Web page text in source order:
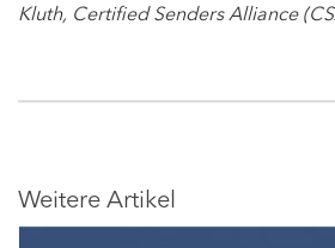
Kluth, Certified Senders Alliance
Weitere Artikel